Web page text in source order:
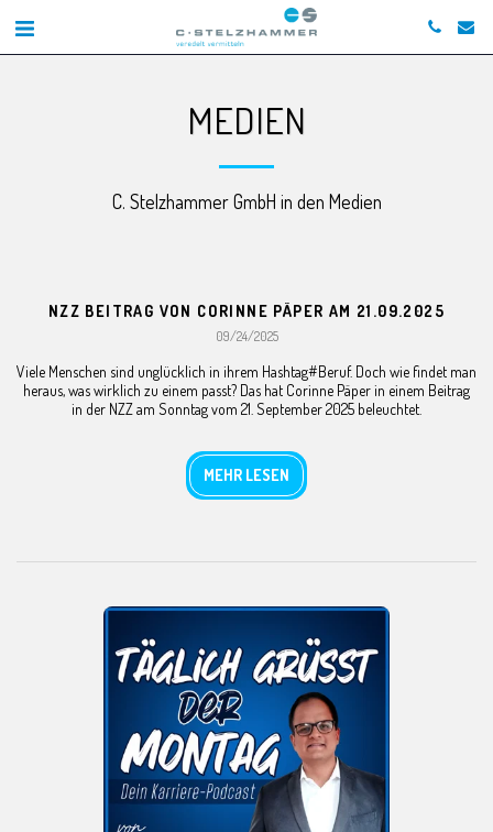
MEDIEN
C. Stelzhammer GmbH in den Medien
NZZ BEITRAG VON CORINNE PÄPER AM 21.09.2025
09/24/2025
Viele Menschen sind unglücklich in ihrem Hashtag#Beruf. Doch wie findet man
heraus, was wirklich zu einem passt? Das hat Corinne Päper in einem Beitrag
in der NZZ am Sonntag vom 21. September 2025 beleuchtet.
MEHR LESEN